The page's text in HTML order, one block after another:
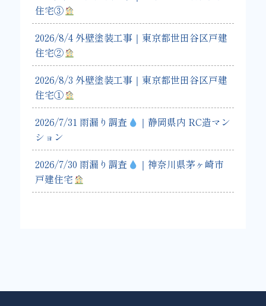
住宅③
2026/8/4 外壁塗装工事｜東京都世田谷区戸建
住宅②
2026/8/3 外壁塗装工事｜東京都世田谷区戸建
住宅①
2026/7/31 雨漏り調査
｜静岡県内 RC造マン
ション
2026/7/30 雨漏り調査
｜神奈川県茅ヶ崎市
戸建住宅